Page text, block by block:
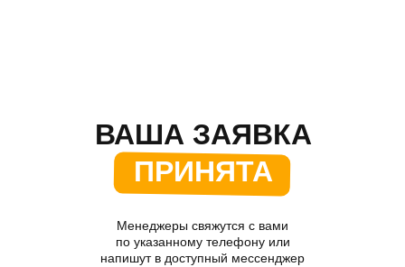
ВАША ЗАЯВКА
ПРИНЯТА
Менеджеры свяжутся с вами
по указанному телефону или
напишут в доступный мессенджер